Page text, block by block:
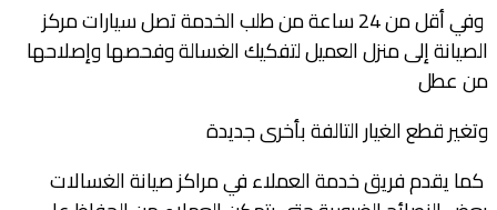
وفي أقل من 24 ساعة من طلب الخدمة تصل سيارات مركز
الصيانة إلى منزل العميل لتفكيك الغسالة وفحصها وإصلاحها
من عطل
وتغير قطع الغيار التالفة بأخرى جديدة
كما يقدم فريق خدمة العملاء في مراكز صيانة الغسالات